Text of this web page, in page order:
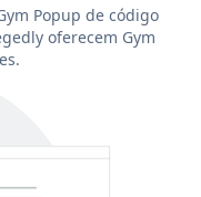
Popup de código
oferecem Gym